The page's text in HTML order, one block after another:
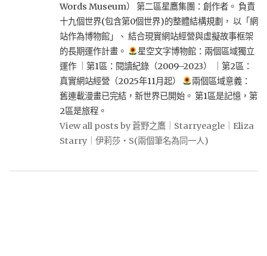
Words Museum） 第二區星鷹集團：創作者。 負責
十九個世界(包含第0個世界)的整體結構規劃， 以「網
站作為博物館」、 結合現實網站經營與虛擬故事框架
的長期運作計畫。
星空文字博物館：兩個區域獨立
運作 ｜第1區：閱讀紀錄（2009–2023） ｜第2區：
真實網站經營（2025年11月起）
兩個區域意義：
舊連載漫畫已完結，新世界已開始。 第1區是記憶，第
2區是旅程。
View all posts by 蒼野之鷹｜Starryeagle｜Eliza
Starry｜伊莉莎・S(兩個筆名為同一人)